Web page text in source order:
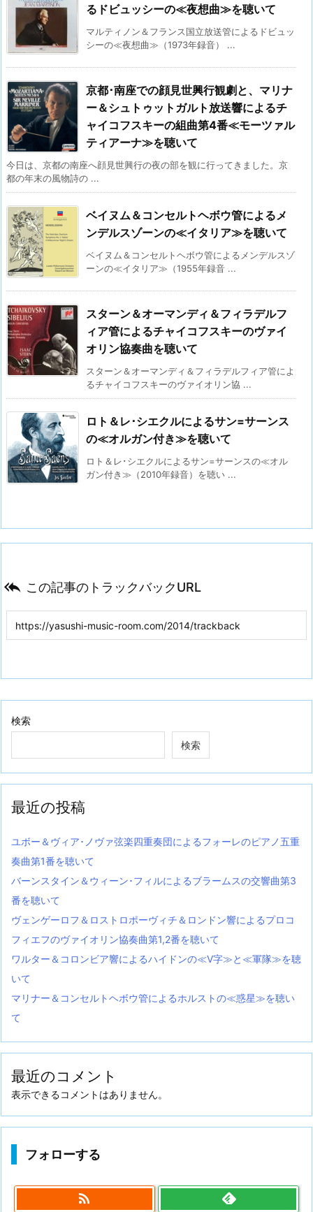
るドビュッシーの≪夜想曲≫を聴いて
マルティノン＆フランス国立放送管によるドビュッ
シーの≪夜想曲≫（1973年録音） ...
京都･南座での顔見世興行観劇と、マリナ
ー＆シュトゥットガルト放送響によるチ
ャイコフスキーの組曲第4番≪モーツァル
ティアーナ≫を聴いて
今日は、京都の南座へ顔見世興行の夜の部を観に行ってきました。京
都の年末の風物詩の ...
ベイヌム＆コンセルトヘボウ管によるメ
ンデルスゾーンの≪イタリア≫を聴いて
ベイヌム＆コンセルトヘボウ管によるメンデルスゾ
ーンの≪イタリア≫（1955年録音 ...
スターン＆オーマンディ＆フィラデルフ
ィア管によるチャイコフスキーのヴァイ
オリン協奏曲を聴いて
スターン＆オーマンディ＆フィラデルフィア管によ
るチャイコフスキーのヴァイオリン協 ...
ロト＆レ･シエクルによるサン=サーンス
の≪オルガン付き≫を聴いて
ロト＆レ･シエクルによるサン=サーンスの≪オル
ガン付き≫（2010年録音）を聴い ...
 この記事のトラックバックURL
検索
検索
最近の投稿
ユボー＆ヴィア･ノヴァ弦楽四重奏団によるフォーレのピアノ五重
奏曲第1番を聴いて
バーンスタイン＆ウィーン･フィルによるブラームスの交響曲第3
番を聴いて
ヴェンゲーロフ＆ロストロポーヴィチ＆ロンドン響によるプロコ
フィエフのヴァイオリン協奏曲第1,2番を聴いて
ワルター＆コロンビア響によるハイドンの≪V字≫と≪軍隊≫を聴
いて
マリナー＆コンセルトヘボウ管によるホルストの≪惑星≫を聴い
て
最近のコメント
表示できるコメントはありません。
フォローする
